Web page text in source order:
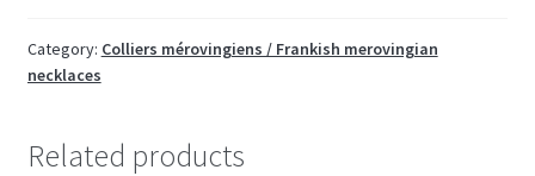
Category: Colliers mérovingiens / Frankish merovingian
necklaces
Related products